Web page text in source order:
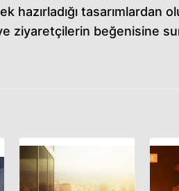
tasarımlardan
ziyaretçilerin beğenisine